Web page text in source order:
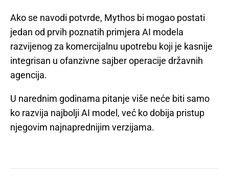
Ako se navodi potvrde, Mythos bi mogao postati
jedan od prvih poznatih primjera AI modela
razvijenog za komercijalnu upotrebu koji je kasnije
integrisan u ofanzivne sajber operacije državnih
agencija.
U narednim godinama pitanje više neće biti samo
ko razvija najbolji AI model, već ko dobija pristup
njegovim najnaprednijim verzijama.